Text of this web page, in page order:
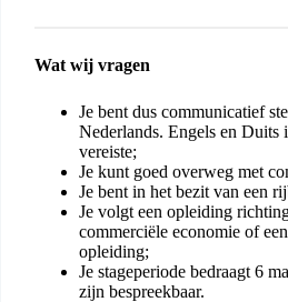
Wat wij vragen
Je bent dus communicatief
Nederlands. Engels en Duits
vereiste;
Je kunt goed overweg met
Je bent in het bezit van een
Je volgt een opleiding
commerciële economie of
opleiding;
Je stageperiode bedraagt 6
zijn bespreekbaar.